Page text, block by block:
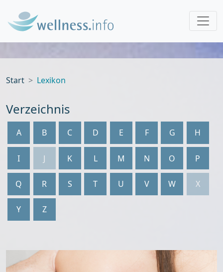
Start Lexikon
Verzeichnis
A B C D E F G H
I J K L M N O P
Q R S T U V W X
Y Z